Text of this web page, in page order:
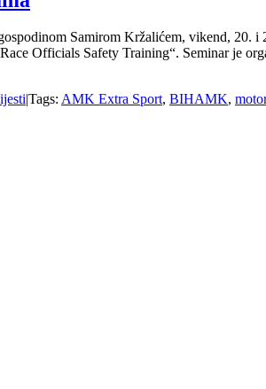
Samirom Kržalićem, vikend, 20. i
Officials Safety Training“. Seminar je
|Tags: AMK Extra Sport, BIHAMK,